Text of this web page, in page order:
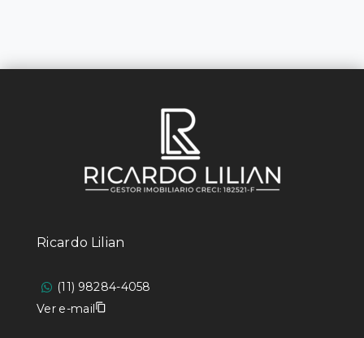
Ricardo Lilian
(11) 98284-4058
Ver e-mail